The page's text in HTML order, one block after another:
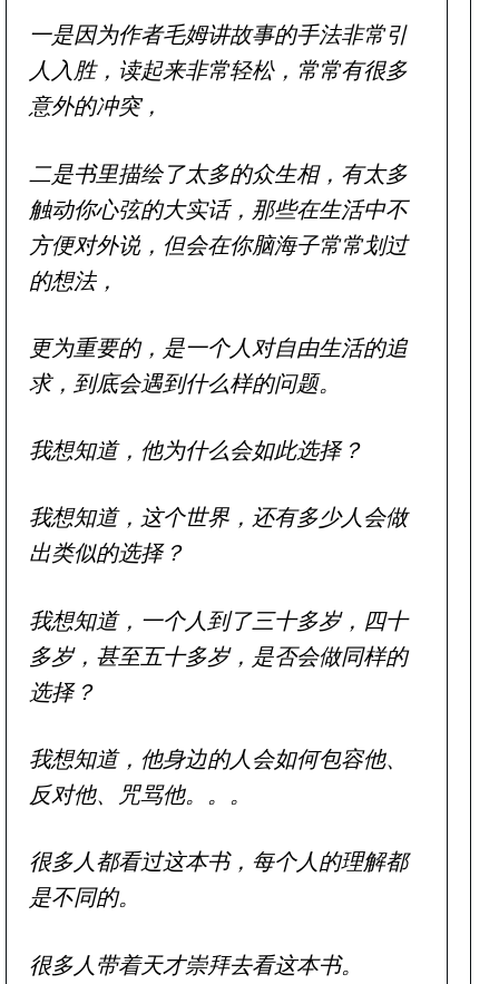
一是因为作者毛姆讲故事的手法非常引
人入胜，读起来非常轻松，常常有很多
意外的冲突，
二是书里描绘了太多的众生相，有太多
触动你心弦的大实话，那些在生活中不
方便对外说，但会在你脑海子常常划过
的想法，
更为重要的，是一个人对自由生活的追
求，到底会遇到什么样的问题。
我想知道，他为什么会如此选择？
我想知道，这个世界，还有多少人会做
出类似的选择？
我想知道，一个人到了三十多岁，四十
多岁，甚至五十多岁，是否会做同样的
选择？
我想知道，他身边的人会如何包容他、
反对他、咒骂他。。。
很多人都看过这本书，每个人的理解都
是不同的。
很多人带着天才崇拜去看这本书。